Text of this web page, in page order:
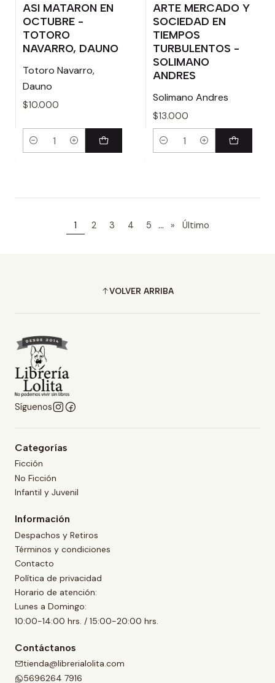
ASI MATARON EN
OCTUBRE -
TOTORO
NAVARRO, DAUNO
Totoro Navarro,
Dauno
$10.000
Cantidad
ARTE MERCADO Y
SOCIEDAD EN
TIEMPOS
TURBULENTOS -
SOLIMANO
ANDRES
Solimano Andres
$13.000
Cantidad
1 2 3 4 5 ... » Último
VOLVER ARRIBA
Síguenos
Categorías
Ficción
No Ficción
Infantil y Juvenil
Información
Despachos y Retiros
Términos y condiciones
Contacto
Política de privacidad
Horario de atención:
Lunes a Domingo:
10:00-14:00 hrs. / 15:00-20:00 hrs.
Contáctanos
tienda@librerialolita.com
5696264 7916